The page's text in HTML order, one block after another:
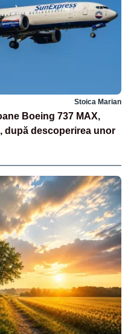
Stoica Marian
Boeing 737 MAX,
după descoperirea unor